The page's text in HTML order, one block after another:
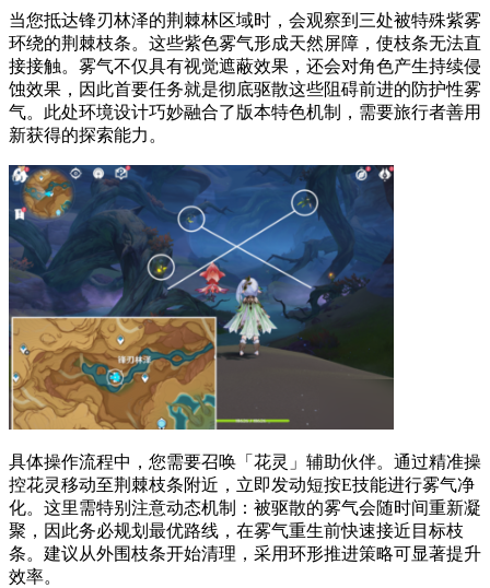
当您抵达锋刃林泽的荆棘林区域时，会观察到三处被特殊紫雾
环绕的荆棘枝条。这些紫色雾气形成天然屏障，使枝条无法直
接接触。雾气不仅具有视觉遮蔽效果，还会对角色产生持续侵
蚀效果，因此首要任务就是彻底驱散这些阻碍前进的防护性雾
气。此处环境设计巧妙融合了版本特色机制，需要旅行者善用
新获得的探索能力。
具体操作流程中，您需要召唤「花灵」辅助伙伴。通过精准操
控花灵移动至荆棘枝条附近，立即发动短按E技能进行雾气净
化。这里需特别注意动态机制：被驱散的雾气会随时间重新凝
聚，因此务必规划最优路线，在雾气重生前快速接近目标枝
条。建议从外围枝条开始清理，采用环形推进策略可显著提升
效率。